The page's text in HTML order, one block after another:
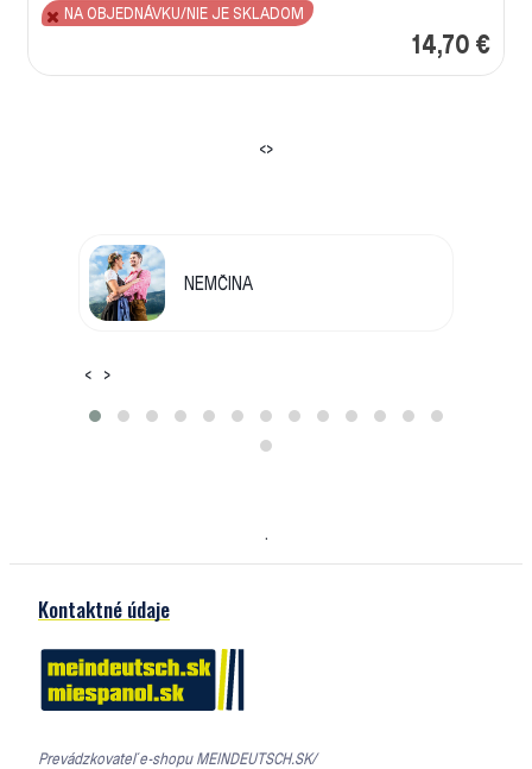
14,70 €
NA OBJEDNÁVKU/NIE JE SKLADOM
‹›
NEMČINA
‹ ›
.
Kontaktné údaje
Prevádzkovateľ e-shopu MEINDEUTSCH.SK/